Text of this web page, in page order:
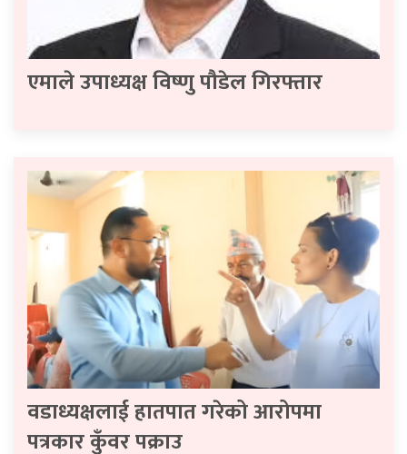
एमाले उपाध्यक्ष विष्णु पौडेल गिरफ्तार
वडाध्यक्षलाई हातपात गरेको आरोपमा
पत्रकार कुँवर पक्राउ